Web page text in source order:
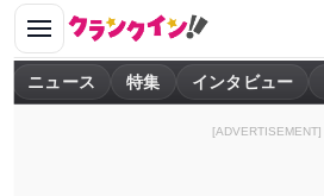
ニュース 特集 インタビュー
[ADVERTISEMENT]